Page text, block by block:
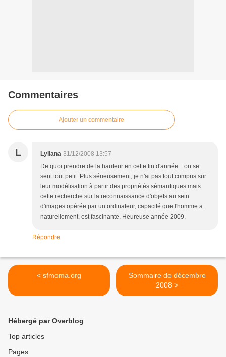
Commentaires
Ajouter un commentaire
L Lyliana 31/12/2008 13:57
De quoi prendre de la hauteur en cette fin d'année... on se
sent tout petit. Plus sérieusement, je n'ai pas tout compris sur
leur modélisation à partir des propriétés sémantiques mais
cette recherche sur la reconnaissance d'objets au sein
d'images opérée par un ordinateur, capacité que l'homme a
naturellement, est fascinante. Heureuse année 2009.
Répondre
< sfmoma.org
Sommaire de décembre
2008 >
Hébergé par Overblog
Top articles
Pages